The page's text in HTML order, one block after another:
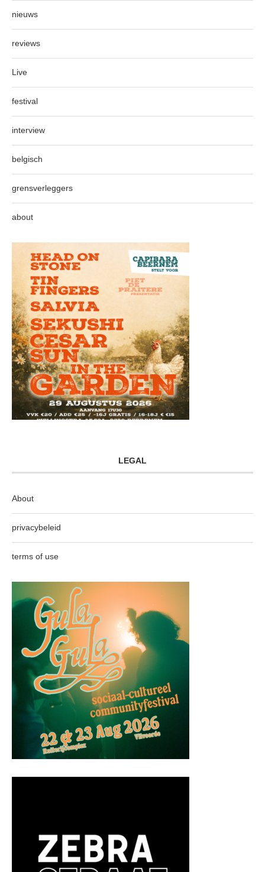
nieuws
reviews
Live
festival
interview
belgisch
grensverleggers
about
LEGAL
About
privacybeleid
terms of use